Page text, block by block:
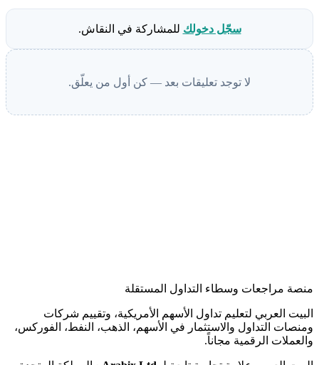
سجّل دخولك للمشاركة في النقاش.
لا توجد تعليقات بعد — كن أول من يعلّق.
منصة مراجعات وسطاء التداول المستقلة
البيت العربي لتعليم تداول الأسهم الأمريكية، وتقييم شركات
ومنصات التداول والاستثمار في الأسهم، الذهب، النفط، الفوركس،
والعملات الرقمية مجاناً.